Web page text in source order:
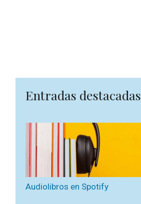
Entradas destacadas
Audiolibros en Spotify